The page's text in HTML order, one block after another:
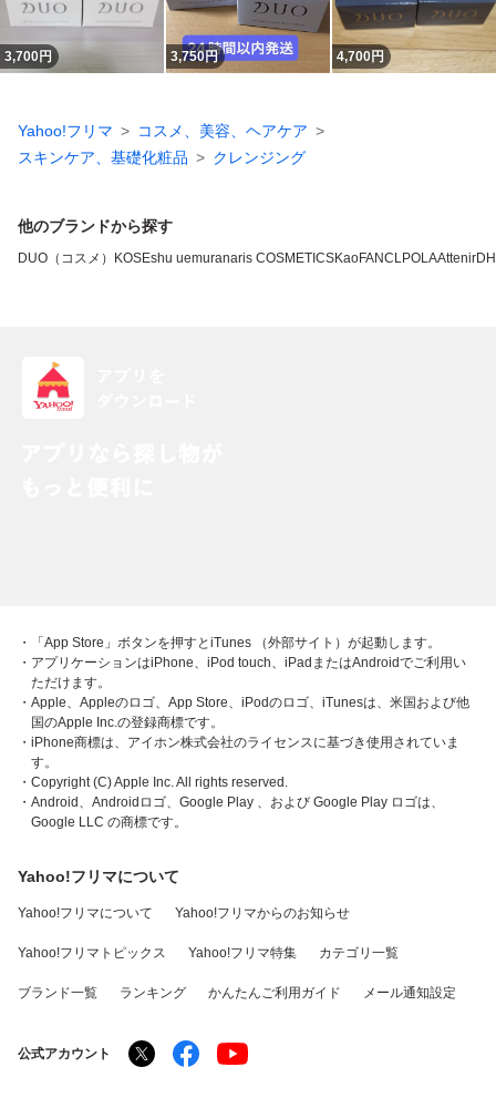
3,700円 3,750円 4,700円
Yahoo!フリマ
コスメ、美容、ヘアケア
スキンケア、基礎化粧品
クレンジング
他のブランドから探す
DUO（コスメ） KOSEshu uemuranaris COSMETICSKaoFANCLPOLAAttenir
・「App Store」ボタンを押すとiTunes （外部サイト）が起動します。
・アプリケーションはiPhone、iPod touch、iPadまたはAndroidでご利用い
ただけます。
・Apple、Appleのロゴ、App Store、iPodのロゴ、iTunesは、米国および他
国のApple Inc.の登録商標です。
・iPhone商標は、アイホン株式会社のライセンスに基づき使用されていま
す。
・Copyright (C) Apple Inc. All rights reserved.
・Android、Androidロゴ、Google Play 、および Google Play ロゴは、
Google LLC の商標です。
Yahoo!フリマについて
Yahoo!フリマについて Yahoo!フリマからのお知らせ
Yahoo!フリマトピックス Yahoo!フリマ特集 カテゴリ一覧
ブランド一覧 ランキング かんたんご利用ガイド メール通知設定
公式アカウント